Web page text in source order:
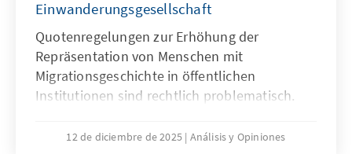
Einwanderungsgesellschaft
Quotenregelungen zur Erhöhung der
Repräsentation von Menschen mit
Migrationsgeschichte in öffentlichen
Institutionen sind rechtlich problematisch.
nach Herkunft. Für Quoten zugunsten von
12 de diciembre de 2025 Análisis y Opiniones